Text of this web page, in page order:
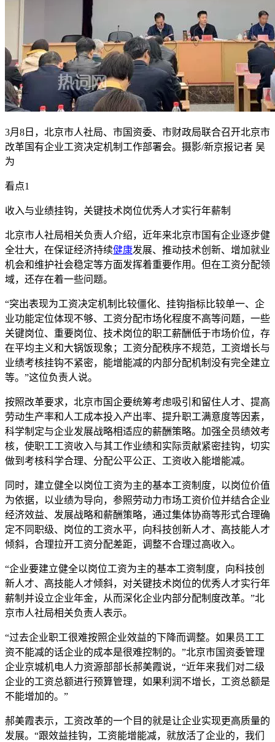
3月8日，北京市人社局、市国资委、市财政局联合召开北京市
改革国有企业工资决定机制工作部署会。摄影/新京报记者 吴
为
看点1
收入与业绩挂钩，关键技术岗位优秀人才实行年薪制
北京市人社局相关负责人介绍，近年来北京市国有企业逐步健
全壮大，在保证经济持续健康发展、推动技术创新、增加就业
机会和维护社会稳定等方面发挥着重要作用。但在工资分配领
域，还存在着一些问题。
“突出表现为工资决定机制比较僵化、挂钩指标比较单一、企
业功能定位体现不够、工资分配市场化程度不高等问题，一些
关键岗位、重要岗位、技术岗位的职工薪酬低于市场价位，存
在平均主义和大锅饭现象；工资分配秩序不规范，工资增长与
业绩考核挂钩不紧密，能增能减的内部分配机制没有完全建立
等。”这位负责人说。
按照改革要求，北京市国企要统筹考虑吸引和留住人才、提高
劳动生产率和人工成本投入产出率、提升职工满意度等因素，
科学制定与企业发展战略相适应的薪酬策略。加强全员绩效考
核，使职工工资收入与其工作业绩和实际贡献紧密挂钩，切实
做到考核科学合理、分配公平公正、工资收入能增能减。
同时，建立健全以岗位工资为主的基本工资制度，以岗位价值
为依据，以业绩为导向，参照劳动力市场工资价位并结合企业
经济效益、发展战略和薪酬策略，通过集体协商等形式合理确
定不同职级、岗位的工资水平，向科技创新人才、高技能人才
倾斜，合理拉开工资分配差距，调整不合理过高收入。
“企业要建立健全以岗位工资为主的基本工资制度，向科技创
新人才、高技能人才倾斜，对关键技术岗位的优秀人才实行年
薪制并设立企业年金，从而深化企业内部分配制度改革。”北
京市人社局相关负责人表示。
“过去企业职工很难按照企业效益的下降而调整。如果员工工
资不能减的话企业的成本是很难控制的。”北京市国资委管理
企业京城机电人力资源部部长郝美霞说，“近年来我们对二级
企业的工资总额进行预算管理，如果利润不增长，工资总额是
不能增加的。”
郝美霞表示，工资改革的一个目的就是让企业实现更高质量的
发展。“跟效益挂钩，工资能增能减，就放活了企业的，我们